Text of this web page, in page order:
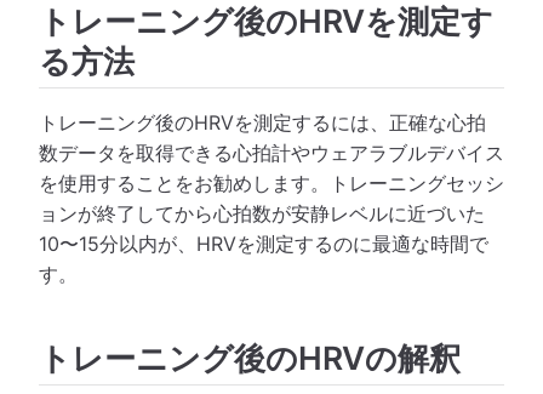
トレーニング後のHRVを測定す
る方法
トレーニング後のHRVを測定するには、正確な心拍
数データを取得できる心拍計やウェアラブルデバイス
を使用することをお勧めします。トレーニングセッシ
ョンが終了してから心拍数が安静レベルに近づいた
10〜15分以内が、HRVを測定するのに最適な時間で
す。
トレーニング後のHRVの解釈